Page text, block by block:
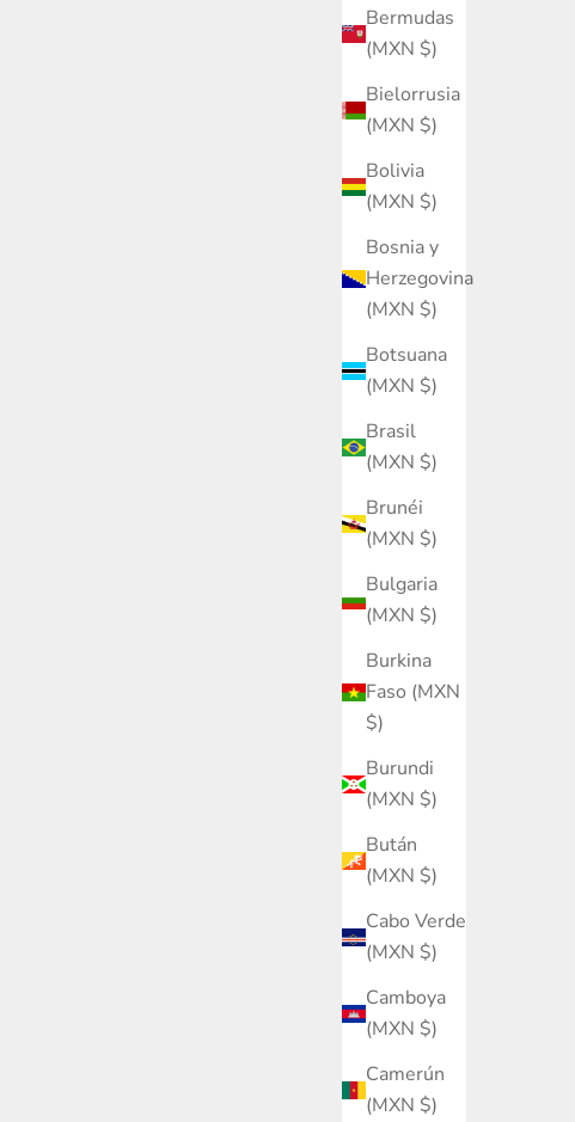
Bermudas
(MXN $)
Bielorrusia
(MXN $)
Bolivia
(MXN $)
Bosnia y
Herzegovina
(MXN $)
Botsuana
(MXN $)
Brasil
(MXN $)
Brunéi
(MXN $)
Bulgaria
(MXN $)
Burkina
Faso (MXN
$)
Burundi
(MXN $)
Bután
(MXN $)
Cabo Verde
(MXN $)
Camboya
(MXN $)
Camerún
(MXN $)